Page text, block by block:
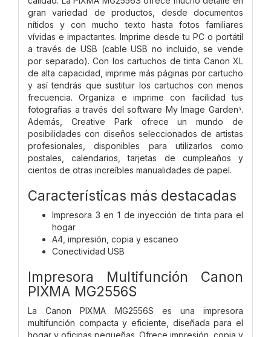
gran variedad de productos, desde documentos
nítidos y con mucho texto hasta fotos familiares
vívidas e impactantes. Imprime desde tu PC o portátil
a través de USB (cable USB no incluido, se vende
por separado). Con los cartuchos de tinta Canon XL
de alta capacidad, imprime más páginas por cartucho
y así tendrás que sustituir los cartuchos con menos
frecuencia. Organiza e imprime con facilidad tus
fotografías a través del software My Image Garden⁵.
Además, Creative Park ofrece un mundo de
posibilidades con diseños seleccionados de artistas
profesionales, disponibles para utilizarlos como
postales, calendarios, tarjetas de cumpleaños y
cientos de otras increíbles manualidades de papel.
Características más destacadas
Impresora 3 en 1 de inyección de tinta para el
hogar
A4, impresión, copia y escaneo
Conectividad USB
Impresora Multifunción Canon
PIXMA MG2556S
La Canon PIXMA MG2556S es una impresora
multifunción compacta y eficiente, diseñada para el
hogar y oficinas pequeñas. Ofrece impresión, copia y